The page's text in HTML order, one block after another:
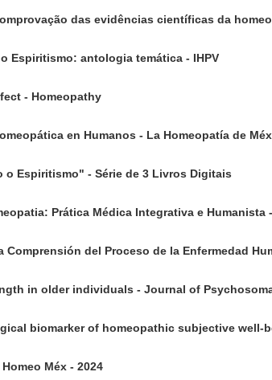
das evidências científicas da
Espiritismo: antologia temática - IHPV
- Homeopathy
en Humanos - La Homeopatía de
Espiritismo" - Série de 3 Livros Digitais
Prática Médica Integrativa e Humanista -
del Proceso de la Enfermedad
in older individuals - Journal of
biomarker of homeopathic subjective well-
Méx - 2024